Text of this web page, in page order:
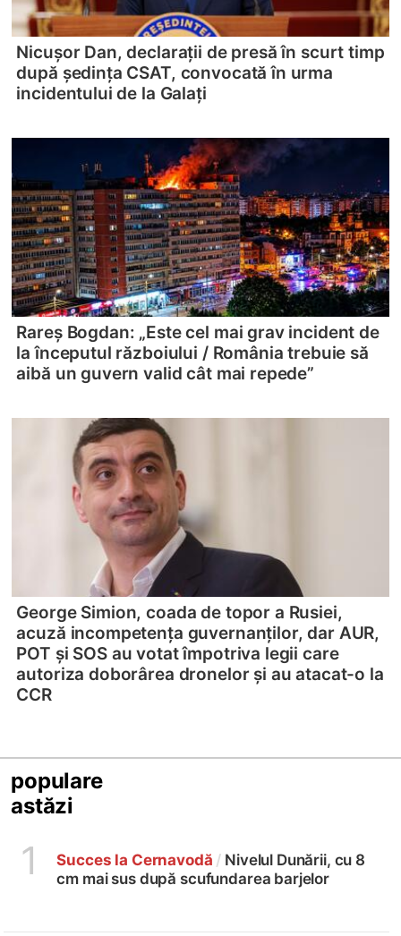
Nicușor Dan, declarații de presă în scurt timp
după ședința CSAT, convocată în urma
incidentului de la Galați
Rareș Bogdan: „Este cel mai grav incident de
la începutul războiului /România trebuie să
aibă un guvern valid cât mai repede”
George Simion, coada de topor a Rusiei,
acuză incompetența guvernanților, dar AUR,
POT și SOS au votat împotriva legii care
autoriza doborârea dronelor și au atacat-o la
CCR
populare
astăzi
1 Succes la Cernavodă / Nivelul Dunării, cu 8
cm mai sus după scufundarea barjelor